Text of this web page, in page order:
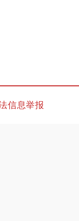
信息举报